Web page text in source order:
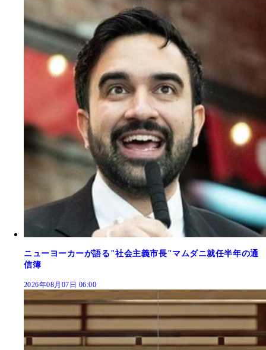
ニューヨーカーが語る"社会主義市長"マムダニ就任半年の通
信簿
2026年08月07日 06:00